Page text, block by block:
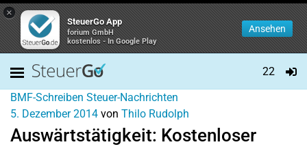
×
SteuerGo App
forium GmbH
kostenlos - In Google Play
Ansehen
22
BMF-Schreiben Steuer-Nachrichten
5. Dezember 2014 von Thilo Rudolph
Auswärtstätigkeit: Kostenloser